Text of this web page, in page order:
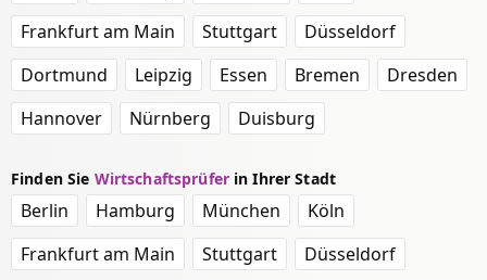
Frankfurt am Main
Stuttgart
Düsseldorf
Dortmund
Leipzig Essen Bremen
Dresden
Hannover
Nürnberg Duisburg
Finden Sie Wirtschaftsprüferin Ihrer Stadt
Berlin Hamburg München
Köln
Frankfurt am Main
Stuttgart
Düsseldorf